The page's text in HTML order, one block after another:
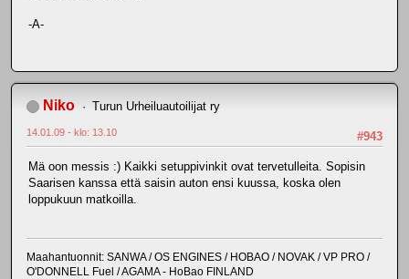
-A-
Niko Turun Urheiluautoilijat ry
#943
14.01.09 - klo: 13.10
Mä oon messis :) Kaikki setuppivinkit ovat tervetulleita. Sopisin
Saarisen kanssa että saisin auton ensi kuussa, koska olen
loppukuun matkoilla.
Maahantuonnit: SANWA / OS ENGINES / HOBAO / NOVAK / VP PRO /
O'DONNELL Fuel / AGAMA - HoBao FINLAND